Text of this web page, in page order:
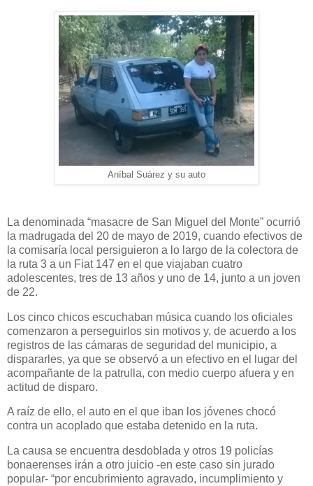
Aníbal Suárez y su auto
La denominada “masacre de San Miguel del Monte” ocurrió
la madrugada del 20 de mayo de 2019, cuando efectivos de
la comisaría local persiguieron a lo largo de la colectora de
la ruta 3 a un Fiat 147 en el que viajaban cuatro
adolescentes, tres de 13 años y uno de 14, junto a un joven
de 22.
Los cinco chicos escuchaban música cuando los oficiales
comenzaron a perseguirlos sin motivos y, de acuerdo a los
registros de las cámaras de seguridad del municipio, a
dispararles, ya que se observó a un efectivo en el lugar del
acompañante de la patrulla, con medio cuerpo afuera y en
actitud de disparo.
A raíz de ello, el auto en el que iban los jóvenes chocó
contra un acoplado que estaba detenido en la ruta.
La causa se encuentra desdoblada y otros 19 policías
bonaerenses irán a otro juicio -en este caso sin jurado
popular- “por encubrimiento agravado, incumplimiento y